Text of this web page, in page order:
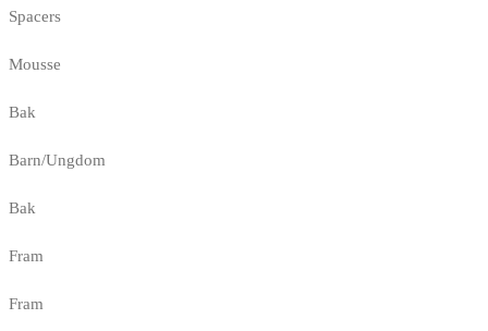
Spacers
Mousse
Bak
Barn/Ungdom
Bak
Fram
Fram